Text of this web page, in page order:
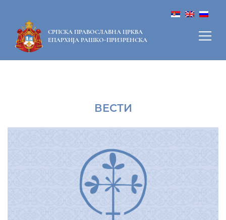
СРПСКА ПРАВОСЛАВНА ЦРКВА
ЕПАРХИЈА РАШКО-ПРИЗРЕНСКА
ВЕСТИ